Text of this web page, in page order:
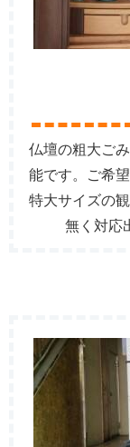
仏壇の粗大ご
能です。ご希
特大サイズの
無く対応